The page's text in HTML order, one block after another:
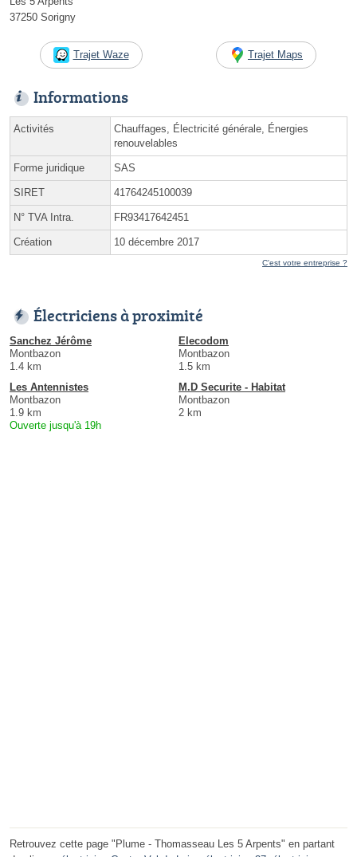
37250 Sorigny
Trajet Waze Trajet Maps
Informations
Activités
Chauffages, Électricité générale, Énergies
renouvelables
Forme juridique SAS
SIRET 41764245100039
N° TVA Intra. FR93417642451
Création 10 décembre 2017
C'est votre entreprise ?
Électriciens à proximité
Sanchez Jérôme
Montbazon
1.4 km
Elecodom
Montbazon
1.5 km
Les Antennistes
Montbazon
1.9 km
Ouverte jusqu'à 19h
M.D Securite - Habitat
Montbazon
2 km
Retrouvez cette page "Plume - Thomasseau Les 5 Arpents" en partant